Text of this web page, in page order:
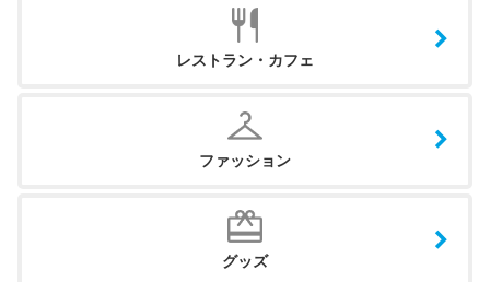
レストラン・カフェ
ファッション
グッズ